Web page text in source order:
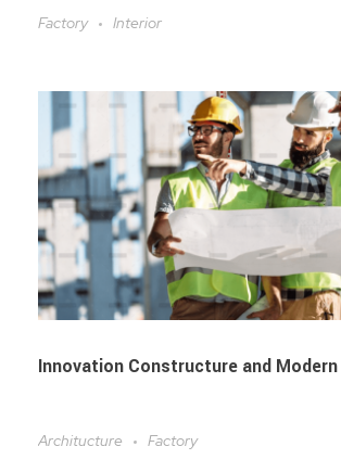
Factory
Interior
Innovation Constructure and Modern
Architucture
Factory